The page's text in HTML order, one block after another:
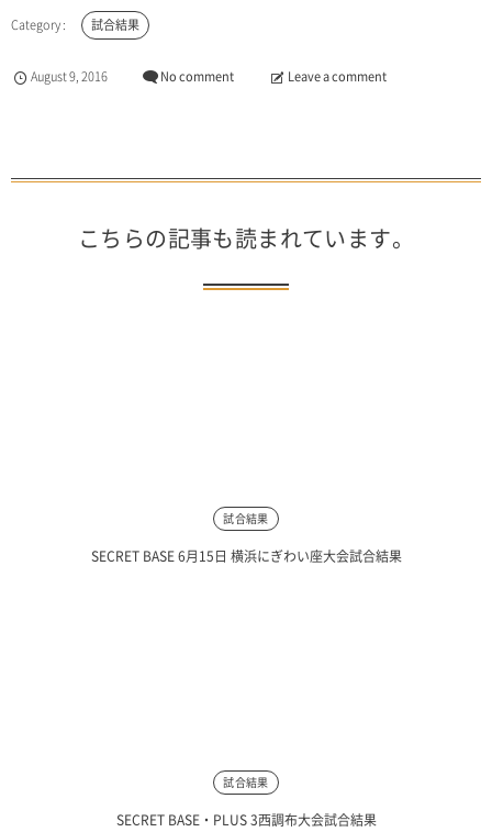
試合結果
August9,2016 No comment Leave a comment
こちらの記事も読まれています。
試合結果
SECRET BASE 6月15日 横浜にぎわい座大会試合結果
試合結果
SECRET BASE・PLUS 3西調布大会試合結果